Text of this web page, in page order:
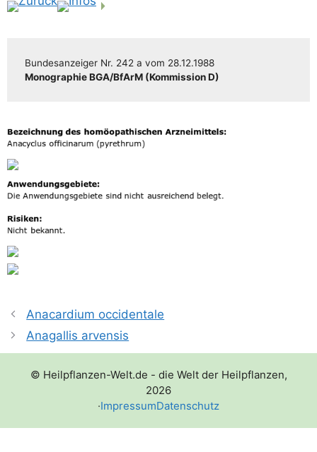
Bun­des­an­zei­ger Nr. 242 a vom 28.12.1988
Mono­gra­phie BGA/​​BfArM (Kom­mis­si­on D)
Anacardium occidentale
Anagallis arvensis
© Heilpflanzen-Welt.de - die Welt der Heilpflanzen,
2026
·ImpressumDatenschutz